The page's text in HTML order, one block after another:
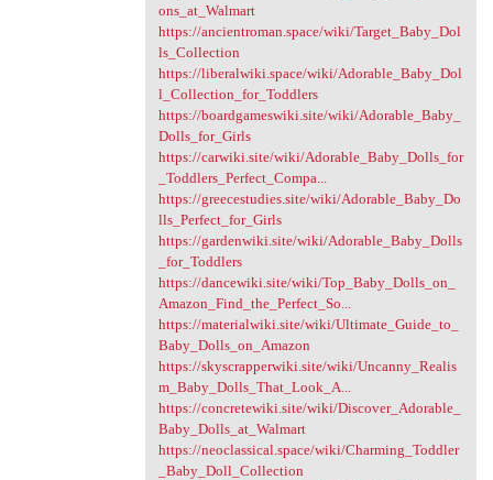
ons_at_Walmart
https://ancientroman.space/wiki/Target_Baby_Dol
ls_Collection
https://liberalwiki.space/wiki/Adorable_Baby_Dol
l_Collection_for_Toddlers
https://boardgameswiki.site/wiki/Adorable_Baby_
Dolls_for_Girls
https://carwiki.site/wiki/Adorable_Baby_Dolls_for
_Toddlers_Perfect_Compa...
https://greecestudies.site/wiki/Adorable_Baby_Do
lls_Perfect_for_Girls
https://gardenwiki.site/wiki/Adorable_Baby_Dolls
_for_Toddlers
https://dancewiki.site/wiki/Top_Baby_Dolls_on_
Amazon_Find_the_Perfect_So...
https://materialwiki.site/wiki/Ultimate_Guide_to_
Baby_Dolls_on_Amazon
https://skyscrapperwiki.site/wiki/Uncanny_Realis
m_Baby_Dolls_That_Look_A...
https://concretewiki.site/wiki/Discover_Adorable_
Baby_Dolls_at_Walmart
https://neoclassical.space/wiki/Charming_Toddler
_Baby_Doll_Collection